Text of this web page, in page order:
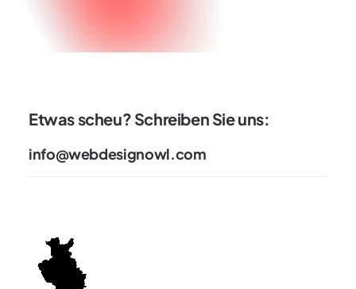
Etwas scheu? Schreiben Sie uns:
info@webdesignowl.com